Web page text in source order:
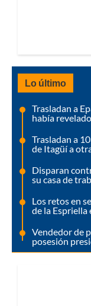
Lo último
Trasladan a
había
Trasladan a
de Itagüí a
Disparan
su casa de
Los retos en
de la Espriella
Vendedor de
posesión